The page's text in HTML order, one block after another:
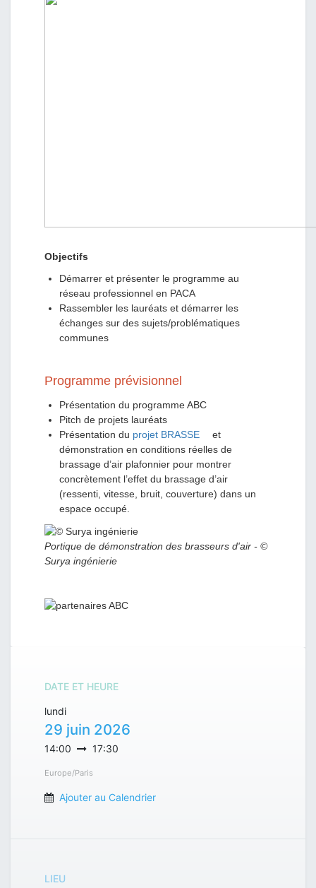
Objectifs
Démarrer et présenter le programme au
réseau professionnel en PACA
Rassembler les lauréats et démarrer les
échanges sur des sujets/problématiques
communes
Programme prévisionnel
Présentation du programme ABC
Pitch de projets lauréats
Présentation du projet BRASSE
et
démonstration en conditions réelles de
brassage d’air plafonnier pour montrer
concrètement l’effet du brassage d’air
(ressenti, vitesse, bruit, couverture) dans un
espace occupé.
Portique de démonstration des brasseurs d'air - ©
Surya ingénierie
DATE ET HEURE
lundi
29 juin 2026
14:00 17:30
Europe/Paris
Ajouter au Calendrier
LIEU